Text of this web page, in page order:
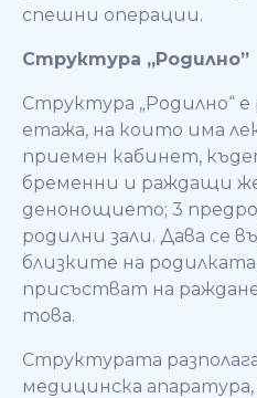
спешни операции.
Структура „Родилно”
Структура „Родилно“ е
етажа, на които има
приемен кабинет,
бременни и раждащи
денонощието; 3
родилни зали. Дава се
близките на
присъстват на
това.
Структурата
медицинска